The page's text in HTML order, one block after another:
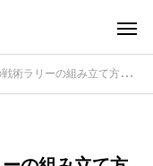
ーの組み立て方と勝利への考え方